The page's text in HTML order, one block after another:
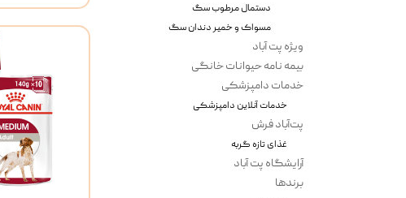
دستمال مرطوب سگ
مسواک و خمیر دندان سگ
ویژه پت آباد
بیمه نامه حیوانات خانگی
خدمات دامپزشکی
خدمات آنلاین دامپزشکی
پت‌آباد فرش
غذای تازه گربه
آرایشگاه پت آباد
برندها